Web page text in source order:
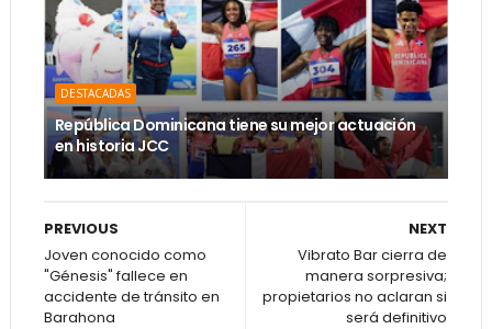
DESTACADAS
República Dominicana tiene su mejor actuación
en historia JCC
NEXT
Vibrato Bar cierra de
manera sorpresiva;
propietarios no aclaran si
será definitivo
PREVIOUS
Joven conocido como
"Génesis" fallece en
accidente de tránsito en
Barahona